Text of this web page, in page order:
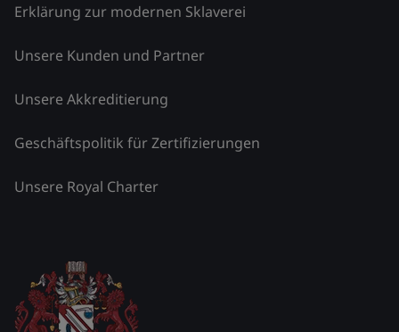
Erklärung zur modernen Sklaverei
Unsere Kunden und Partner
Unsere Akkreditierung
Geschäftspolitik für Zertifizierungen
Unsere Royal Charter